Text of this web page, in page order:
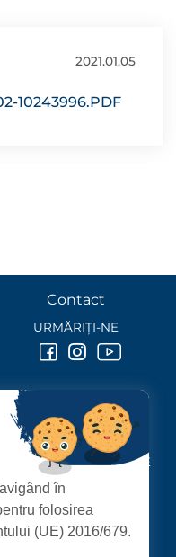
2021.01.05
10243996.PDF
M, 440026 SATU MARE
Contact
URMĂRIȚI-NE
în
folosirea
(UE) 2016/679.